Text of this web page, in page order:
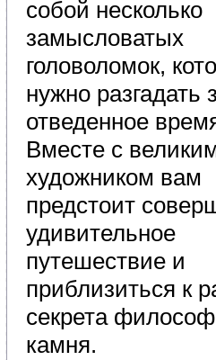
собой несколько
замысловатых
головоломок,
нужно разгадать
отведенное
Вместе с
художником вам
предстоит
удивительное
путешествие и
приблизиться к
секрета
камня.